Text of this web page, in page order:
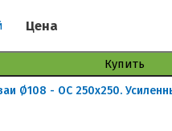
Цена
Купить
Ø108 - ОС 250x250.